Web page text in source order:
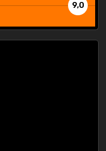
9,0